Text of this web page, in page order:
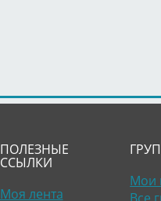
ПОЛЕЗНЫЕ
ССЫЛКИ
Моя лента
Мои